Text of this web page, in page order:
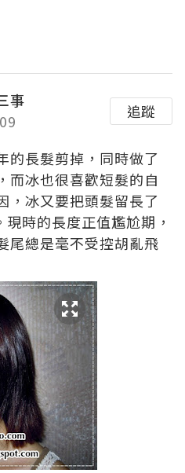
事
追蹤
的長髮剪掉，同時做了
而冰也很喜歡短髮的自
，冰又要把頭髮留長了
時的長度正值尷尬期，
尾總是毫不受控胡亂飛